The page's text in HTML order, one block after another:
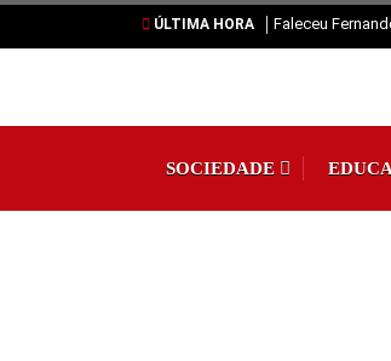
ÚLTIMA HORA Faleceu
SOCIEDADE